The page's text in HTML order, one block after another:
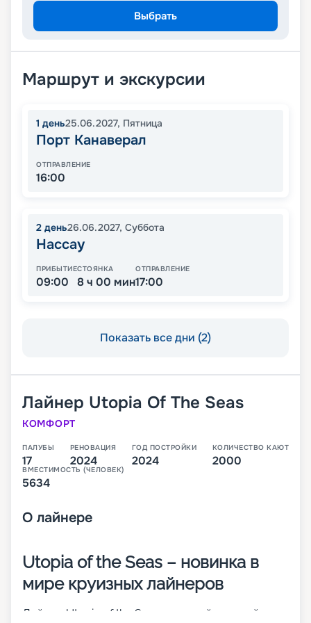
Выбрать
Маршрут и экскурсии
1 день25.06.2027, Пятница
Порт Канаверал
ОТПРАВЛЕНИЕ
16:00
2 день26.06.2027, Суббота
Нассау
ПРИБЫТИЕ
09:00
СТОЯНКА
8 ч 00 мин
ОТПРАВЛЕНИЕ
17:00
Показать все дни (2)
Лайнер Utopia Of The Seas
КОМФОРТ
ПАЛУБЫ
17
РЕНОВАЦИЯ
2024
ГОД ПОСТРОЙКИ
2024
КОЛИЧЕСТВО КАЮТ
2000
ВМЕСТИМОСТЬ (ЧЕЛОВЕК)
5634
О лайнере
Utopia of the Seas – новинка в
мире круизных лайнеров
Лайнер Utopia of the Seas – шестой и самый